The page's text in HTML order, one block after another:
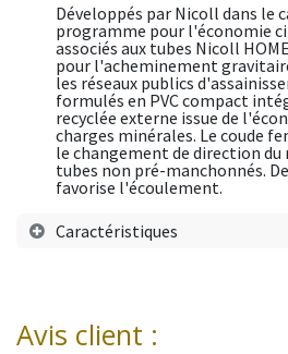
Développés par Nicoll dans le
programme pour l'économie
associés aux tubes Nicoll
pour l'acheminement
les réseaux publics
formulés en PVC compact
recyclée externe issue de
charges minérales. Le coude
le changement de direction du
tubes non pré-manchonnés.
favorise l'écoulement.
Caractéristiques
Avis client :